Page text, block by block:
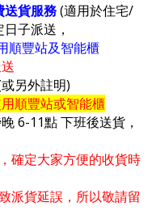
送貨服務(適用於住宅/
子派送，
順豐站及智能櫃
另外註明)
順豐站或智能櫃
6-11點 下班後送貨，
確定大家方便的收貨時
派貨延誤，所以敬請留